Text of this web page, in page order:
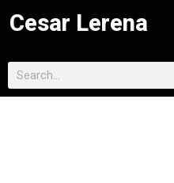
Cesar Lerena